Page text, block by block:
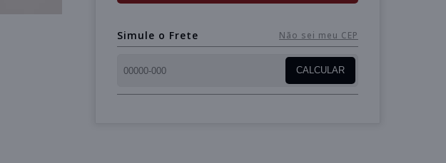
Simule o Frete Não sei meu CEP
CALCULAR